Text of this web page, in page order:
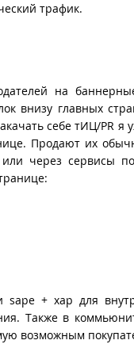
трафик.
на
внизу главных
себе тИЦ/PR я
Продают их
через сервисы
+ xap для
Также в
возможным